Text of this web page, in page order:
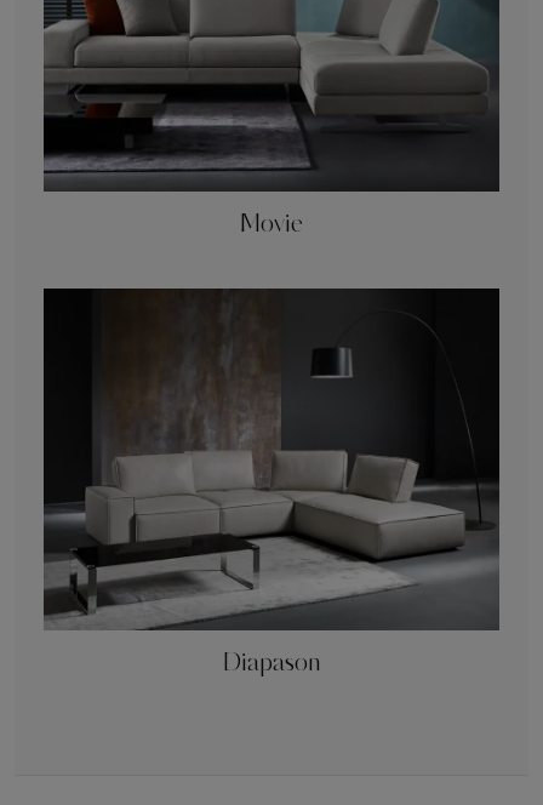
Movie
Diapason